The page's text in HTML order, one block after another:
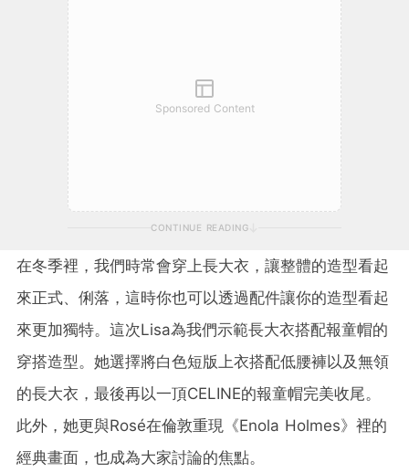
Sponsored Content
CONTINUE READING
在冬季裡，我們時常會穿上長大衣，讓整體的造型看起
來正式、俐落，這時你也可以透過配件讓你的造型看起
來更加獨特。這次Lisa為我們示範長大衣搭配報童帽的
穿搭造型。她選擇將白色短版上衣搭配低腰褲以及無領
的長大衣，最後再以一頂CELINE的報童帽完美收尾。
此外，她更與Rosé在倫敦重現《Enola Holmes》裡的
經典畫面，也成為大家討論的焦點。